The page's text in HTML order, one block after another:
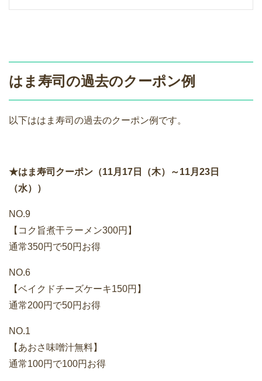
はま寿司の過去のクーポン例
以下ははま寿司の過去のクーポン例です。
★はま寿司クーポン（11月17日（木）～11月23日
（水））
NO.9
【コク旨煮干ラーメン300円】
通常350円で50円お得
NO.6
【ベイクドチーズケーキ150円】
通常200円で50円お得
NO.1
【あおさ味噌汁無料】
通常100円で100円お得